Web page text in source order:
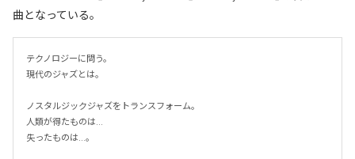
曲となっている。
テクノロジーに問う。
現代のジャズとは。
ノスタルジックジャズをトランスフォーム。
人類が得たものは...
失ったものは...。